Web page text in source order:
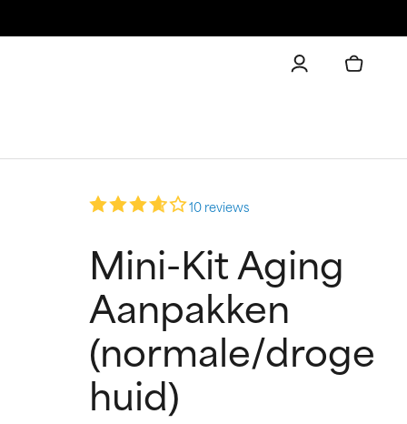
10 reviews
Mini-Kit Aging
Aanpakken
(normale/droge
huid)